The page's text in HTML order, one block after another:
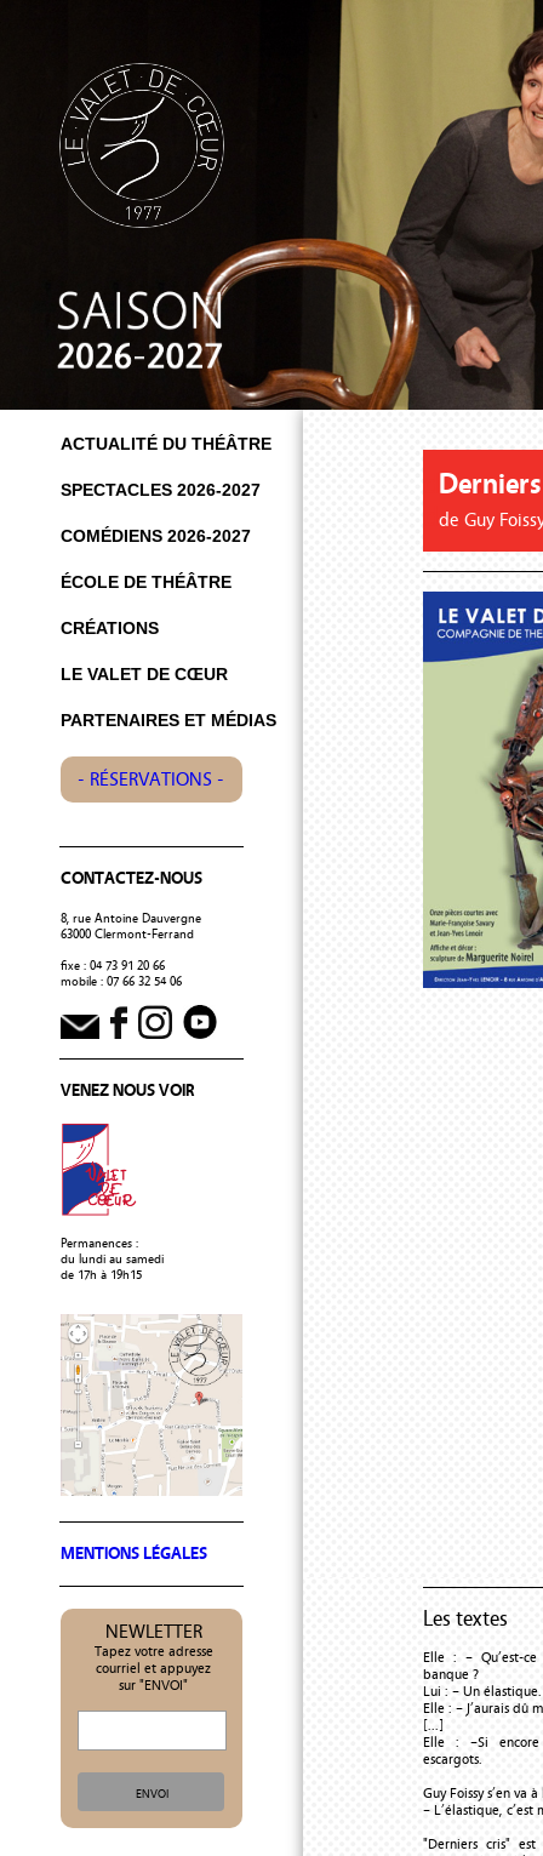
ACTUALITÉ DU THÉÂTRE
SPECTACLES 2026-2027
COMÉDIENS 2026-2027
ÉCOLE DE THÉÂTRE
CRÉATIONS
LE VALET DE CŒUR
PARTENAIRES ET MÉDIAS
- RÉSERVATIONS -
CONTACTEZ-NOUS
8, rue Antoine Dauvergne
63000 Clermont-Ferrand
fixe : 04 73 91 20 66
mobile : 07 66 32 54 06
VENEZ NOUS VOIR
Permanences :
du lundi au samedi
de 17h à 19h15
MENTIONS LÉGALES
NEWLETTER
Tapez votre adresse
courriel et appuyez
sur "ENVOI"
de Guy
Les textes
Elle : – Qu’est-
banque ?
Lui : – Un élastique.
Elle : – J’aurais dû
[...]
Elle : –Si
escargots.
Guy Foissy s’en va
– L’élastique,
"Derniers cris"